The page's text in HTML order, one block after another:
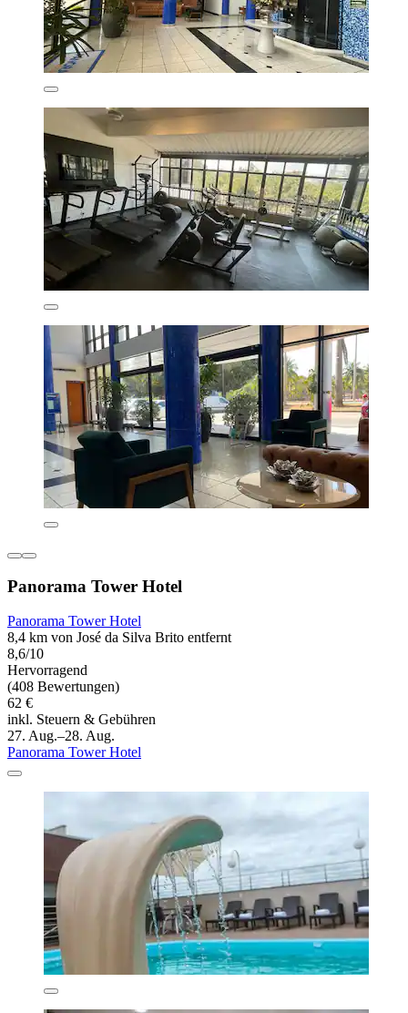
Panorama Tower Hotel
Panorama Tower Hotel
8,4 km von José da Silva Brito entfernt
8,6/10
Hervorragend
(408 Bewertungen)
62 €
inkl. Steuern & Gebühren
27. Aug.–28. Aug.
Panorama Tower Hotel